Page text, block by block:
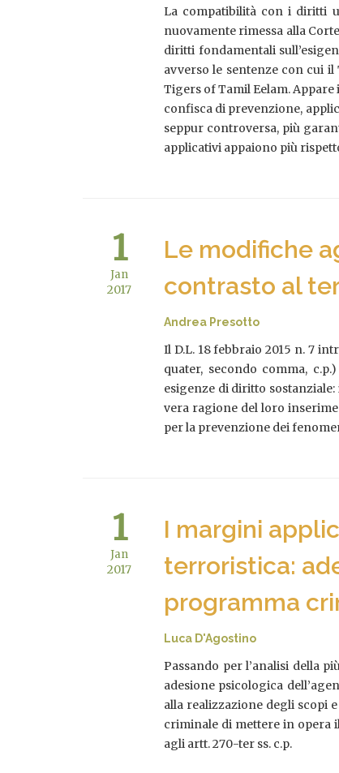
La compatibilità con i diritti
nuovamente rimessa alla
diritti fondamentali
avverso le sentenze con cui
Tigers of Tamil Eelam.
confisca di prevenzione,
seppur controversa, più
applicativi appaiono più
Le modifiche
contrasto al
Andrea Presotto
Il D.L. 18 febbraio 2015 n. 7
quater, secondo comma,
esigenze di diritto
vera ragione del loro
per la prevenzione dei
1
Jan
2017
I margini
terroristica:
programma
Luca D'Agostino
Passando per l’analisi della
adesione psicologica
alla realizzazione degli scopi
criminale di mettere in opera
agli artt. 270-ter ss. c.p.
1
Jan
2017